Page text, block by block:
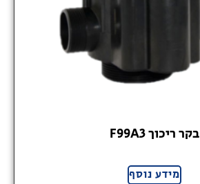
בקר ריכוך F99A3
מידע נוסף